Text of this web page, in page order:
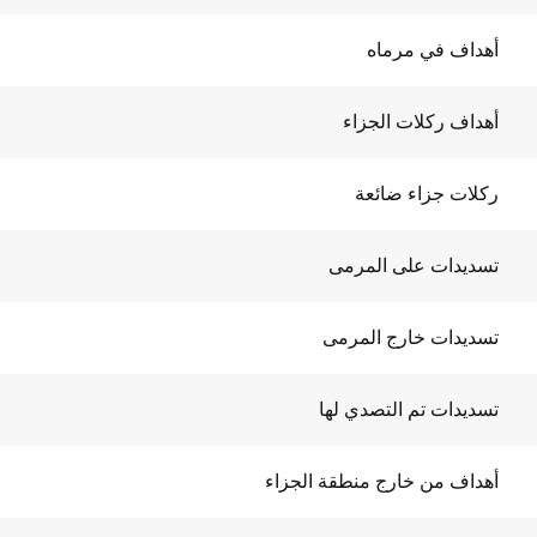
أهداف في مرماه
أهداف ركلات الجزاء
ركلات جزاء ضائعة
تسديدات على المرمى
تسديدات خارج المرمى
تسديدات تم التصدي لها
أهداف من خارج منطقة الجزاء